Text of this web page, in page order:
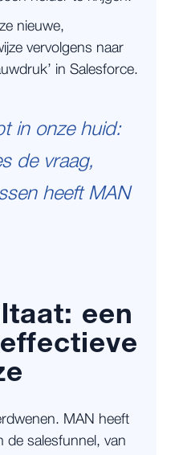
nieuwe,
vervolgens naar
in Salesforce.
in onze huid:
de vraag,
heeft MAN
een
MAN heeft
de salesfunnel, van